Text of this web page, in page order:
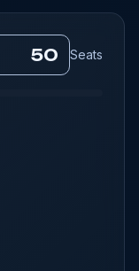
Seats